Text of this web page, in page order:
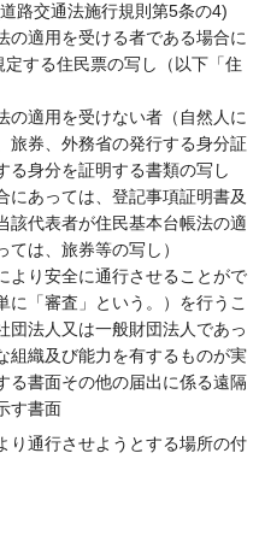
路交通法施行規則第5条の4)
の適用を受ける者である場合に
する住民票の写し（以下「住
の適用を受けない者（自然人に
旅券、外務省の発行する身分証
る身分を証明する書類の写し
にあっては、登記事項証明書及
該代表者が住民基本台帳法の適
は、旅券等の写し）
より安全に通行させることがで
に「審査」という。）を行うこ
団法人又は一般財団法人であっ
組織及び能力を有するものが実
る書面その他の届出に係る遠隔
す書面
り通行させようとする場所の付